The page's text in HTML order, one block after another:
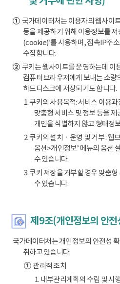
①국가데이터처는 이용자의 웹사이
등을 제공하기 위해 이용정보를 저
(cookie)’를 사용하며, 접속IP주
수집합니다.
②쿠키는 웹사이트를 운영하는데
컴퓨터 브라우저에게 보내는 소량
하드디스크에 저장되기도 합니다.
1. 쿠키의 사용목적: 서비스 이용
맞춤형 서비스 및 정보 등을
개인을 식별하지 않고 형태정
2. 쿠키의 설치ㆍ운영 및 거부 : 웹
옵션>개인정보’ 메뉴의 옵션
수 있습니다.
3. 쿠키 저장을 거부할 경우 맞춤
수 있습니다.
제9조(개인정보의 안전
국가데이터처는 개인정보의 안전성
취하고 있습니다.
①관리적 조치
1. 내부관리계획의 수립 및 시